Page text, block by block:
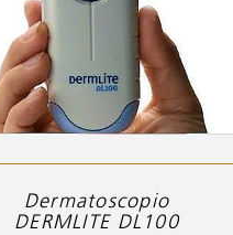
Dermatoscopio
DERMLITE DL100